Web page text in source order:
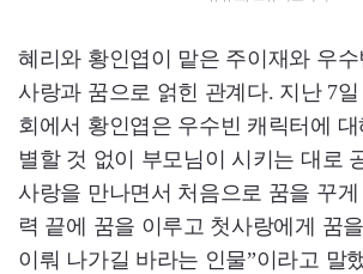
혜리와 황인엽이 맡은 주이재와 우
사랑과 꿈으로 얽힌 관계다. 지난 7
회에서 황인엽은 우수빈 캐릭터에
별할 것 없이 부모님이 시키는 대로
사랑을 만나면서 처음으로 꿈을 꾸
력 끝에 꿈을 이루고 첫사랑에게 꿈
이뤄 나가길 바라는 인물”이라고 말